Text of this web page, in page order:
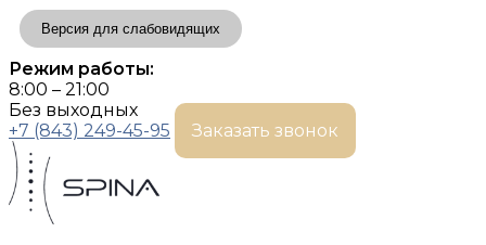
Версия для слабовидящих
Режим работы:
8:00 – 21:00
Без выходных
+7 (843) 249-45-95
Заказать звонок